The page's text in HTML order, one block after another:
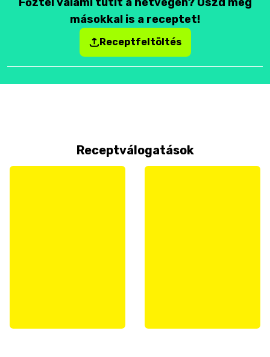
másokkal is a receptet!
Receptfeltöltés
Receptválogatások